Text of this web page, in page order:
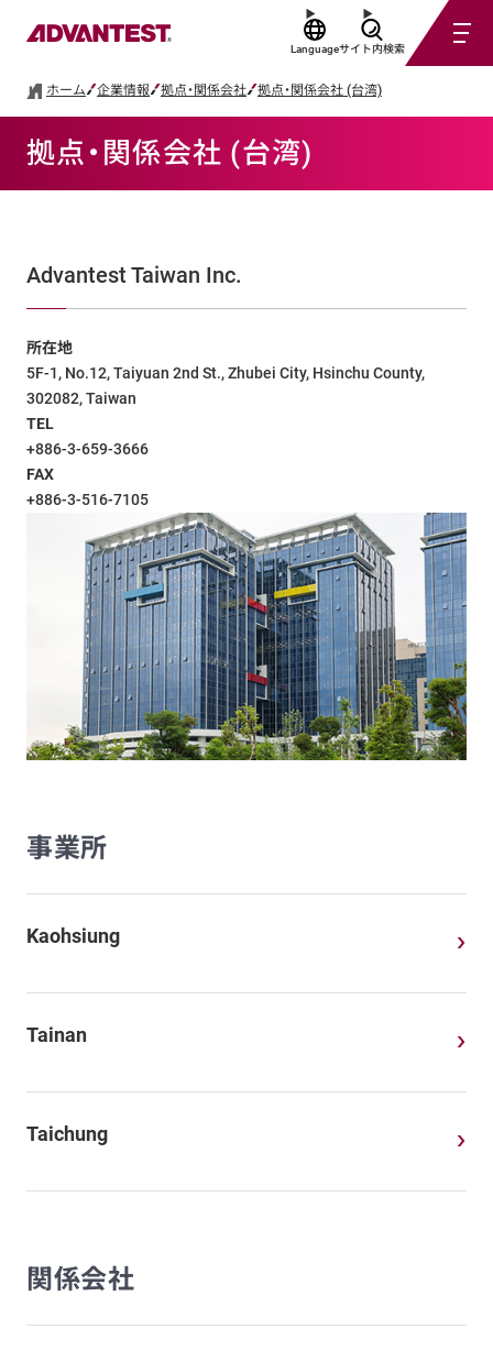
Languageサイト内検索
ホーム 企業情報 拠点・関係会社 拠点・関係会社 (台湾)
拠点・関係会社 (台湾)
Advantest Taiwan Inc.
所在地
5F-1, No.12, Taiyuan 2nd St., Zhubei City, Hsinchu County,
302082, Taiwan
TEL
+886-3-659-3666
FAX
+886-3-516-7105
事業所
Kaohsiung
Tainan
Taichung
関係会社